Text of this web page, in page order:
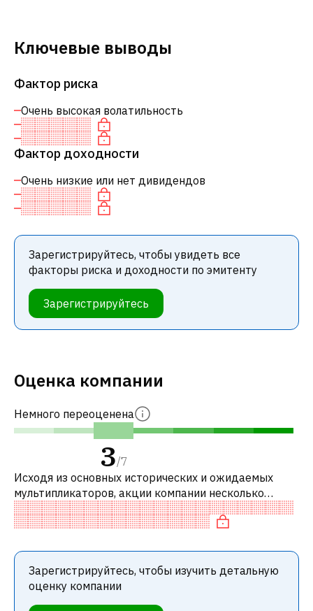
Ключевые выводы
Фактор риска
Очень высокая волатильность
Фактор доходности
Очень низкие или нет дивидендов
Зарегистрируйтесь, чтобы увидеть все
факторы риска и доходности по эмитенту
Зарегистрируйтесь
Оценка компании
Немного переоценена
3/7
Исходя из основных исторических и ожидаемых
мультипликаторов, акции компании несколько
переоценены по сравнению с аналогичными
компаниями. В частности, акция компании «до
Зарегистрируйтесь, чтобы изучить детальную
оценку компании